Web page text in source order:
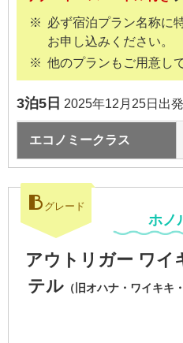
必ず宿泊プラン名称に
お申し込みください。
他のプランもご用意し
3泊5日 2025年12月25日出
エコノミークラス
B グレード
ホノ
アウトリガー ワイ
テル（旧オハナ・ワイキキ